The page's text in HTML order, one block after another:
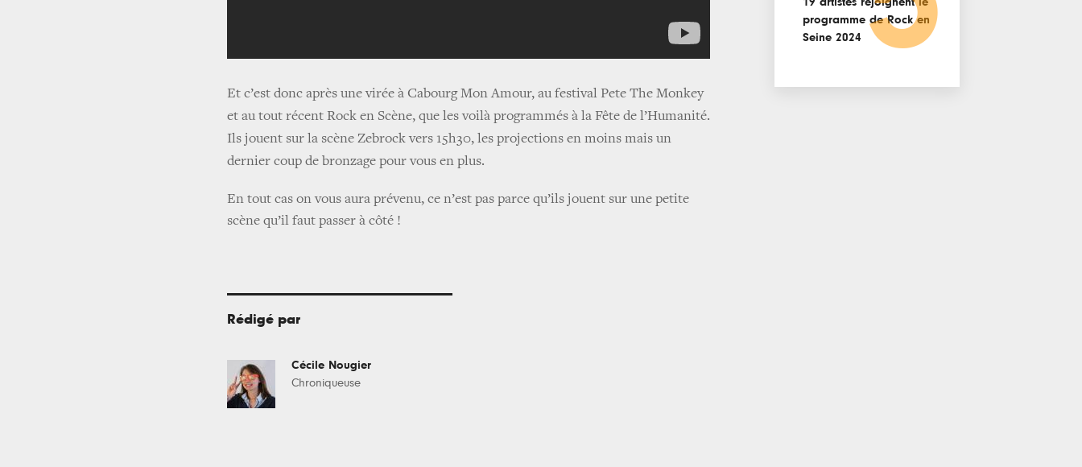
Et c’est donc après une virée à Cabourg Mon Amour, au festival Pete The Monkey
et au tout récent Rock en Scène, que les voilà programmés à la Fête de l’Humanité.
Ils jouent sur la scène Zebrock vers 15h30, les projections en moins mais un
dernier coup de bronzage pour vous en plus.
En tout cas on vous aura prévenu, ce n’est pas parce qu’ils jouent sur une petite
scène qu’il faut passer à côté !
Rédigé par
Cécile Nougier
Chroniqueuse
programme de Rock en
Seine 2024